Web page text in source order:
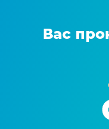
Вас